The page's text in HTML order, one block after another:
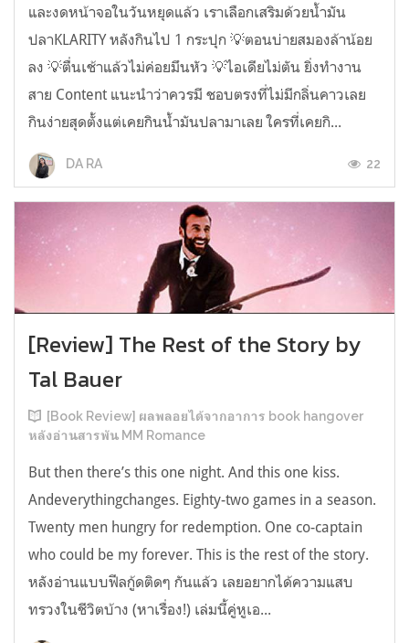
และงดหน้าจอในวันหยุดแล้ว เราเลือกเสริมด้วยน้ำมัน
ปลาKLARITY หลังกินไป 1 กระปุก 💡ตอนบ่ายสมองล้าน้อย
ลง 💡ตื่นเช้าแล้วไม่ค่อยมึนหัว 💡ไอเดียไม่ตัน ยิ่งทำงาน
สาย Content แนะนำว่าควรมี ชอบตรงที่ไม่มีกลิ่นคาวเลย
กินง่ายสุดตั้งแต่เคยกินน้ำมันปลามาเลย ใครที่เคยกิ...
DA RA 22
[Review] The Rest of the Story by
Tal Bauer
[Book Review] ผลพลอยได้จากอาการ book hangover
หลังอ่านสารพัน MM Romance
But then there’s this one night. And this one kiss.
Andeverythingchanges. Eighty-two games in a season.
Twenty men hungry for redemption. One co-captain
who could be my forever. This is the rest of the story.
หลังอ่านแบบฟีลกู้ดติดๆ กันแล้ว เลยอยากได้ความแสบ
ทรวงในชีวิตบ้าง (หาเรื่อง!) เล่มนี้คู่หูเอ...